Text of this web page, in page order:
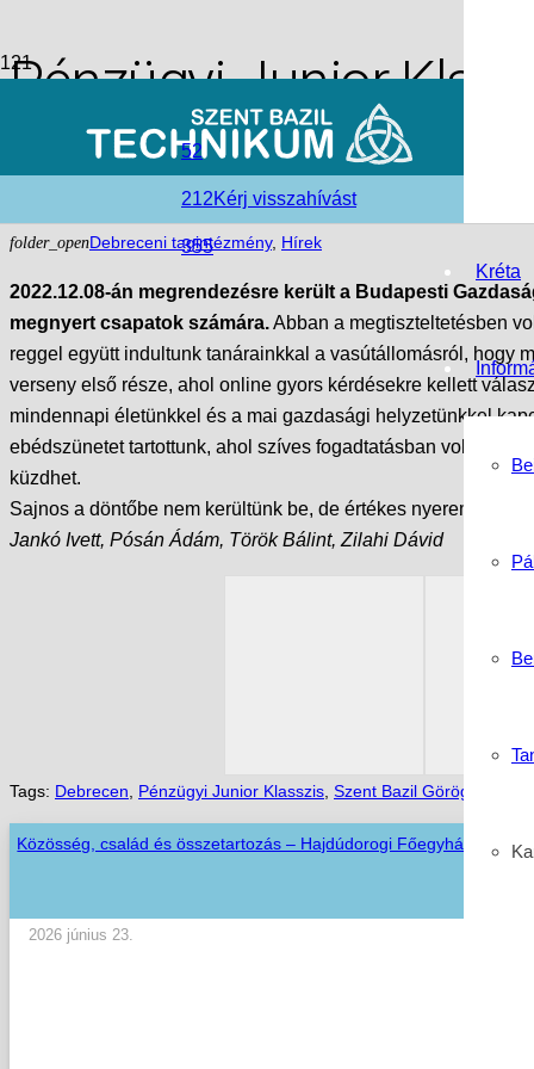
Kréta
52
212
355
Kérj visszahívást
Pénzügyi Junior
Bazilosok Az
folder_openDebreceni tagintézmény, Hírek
2022.12.08-án megrendezésre került a Budapesti
megnyert csapatok számára.Abban a megtiszteltetésben
reggel együtt indultunk tanárainkkal a vasútállomásról, hogy
verseny első része, ahol online gyors kérdésekre kellett
mindennapi életünkkel és a mai gazdasági helyzetünkkel
ebédszünetet tartottunk, ahol szíves fogadtatásban volt
küzdhet.
Sajnos a döntőbe nem kerültünk be, de értékes
Jankó Ivett, Pósán Ádám, Török Bálint, Zilahi Dávid
Tags: Debrecen Pénzügyi Junior Klasszis Szent Bazil Görögkatolikus
Közösség, család és összetartozás – Hajdúdorogi Főegyházmegyei
2026 június 23.